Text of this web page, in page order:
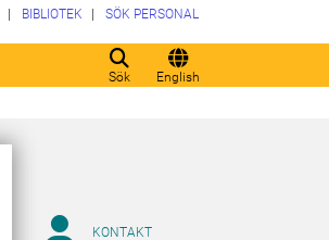
Sök English
BIBLIOTEK SÖK PERSONAL
KONTAKT